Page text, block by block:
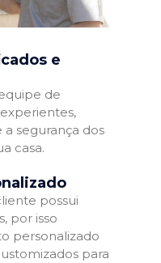
e
de
segurança dos
casa.
possui
por isso
personalizado
para